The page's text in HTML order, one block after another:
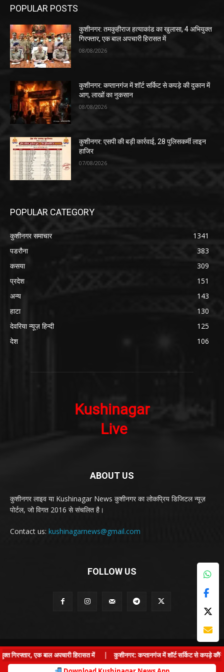
POPULAR POSTS
कुशीनगर: तमकुहीराज हत्याकांड का खुलासा, 4 अभियुक्त
गिरफ्तार, एक बाल अपचारी हिरासत में
08/08/2026
कुशीनगर: कप्तानगंज में शॉर्ट सर्किट से कपड़े की दुकान में
आग, लाखों का नुकसान
08/08/2026
कुशीनगर: एसपी की बड़ी कार्रवाई, 28 पुलिसकर्मी लाइन
हाजिर
07/08/2026
POPULAR CATEGORY
कुशीनगर समाचार
1341
पडरौना
383
कसया
309
प्रदेश
151
अन्य
143
हाटा
130
देवरिया न्यूज़ हिन्दी
125
देश
106
ABOUT US
कुशीनगर लाइव या Kushinagar News कुशीनगर का लोकप्रिय डिजिटल न्यूज़
पोर्टल, जो विगत 2016 से संचलित है।
Contact us: kushinagarnews@gmail.com
FOLLOW US
© Kushinagar Live - 2022
Home About us Privacy Policy Contact us
×
एक बाल अपचारी हिरासत में |
कुशीनगर: कप्तानगंज में शॉर्ट सर्किट से कपड़े की